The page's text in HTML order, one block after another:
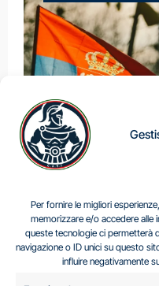
Per fornire le migliori
memorizzare e/o accedere alle
queste tecnologie ci permetterà
navigazione o ID unici su questo
influire negativamente
Centro Analisi e